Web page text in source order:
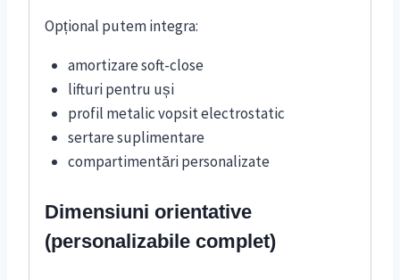
Opțional putem integra:
amortizare soft-close
lifturi pentru uși
profil metalic vopsit electrostatic
sertare suplimentare
compartimentări personalizate
Dimensiuni orientative
(personalizabile complet)